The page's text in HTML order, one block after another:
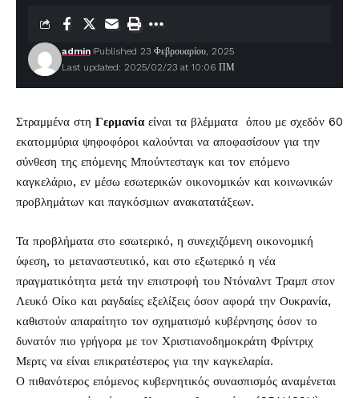
Last updated: 2025/02/23 at 10:06 ΠΜ
admin Published 23 Φεβρουαρίου, 2025
Στραμμένα στη Γερμανίαείναι τα βλέμματα όπου με σχεδόν 60
εκατομμύρια ψηφοφόροι καλούνται να αποφασίσουν για την
σύνθεση της επόμενης Μπούντεσταγκ και τον επόμενο
καγκελάριο, εν μέσω εσωτερικών οικονομικών και κοινωνικών
προβλημάτων και παγκόσμιων ανακατατάξεων.
Τα προβλήματα στο εσωτερικό, η συνεχιζόμενη οικονομική
ύφεση, το μεταναστευτικό, και στο εξωτερικό η νέα
πραγματικότητα μετά την επιστροφή του Ντόναλντ Τραμπ στον
Λευκό Οίκο και ραγδαίες εξελίξεις όσον αφορά την Ουκρανία,
καθιστούν απαραίτητο τον σχηματισμό κυβέρνησης όσον το
δυνατόν πιο γρήγορα με τον Χριστιανοδημοκράτη Φρίντριχ
Μερτς να είναι επικρατέστερος για την καγκελαρία.
Ο πιθανότερος επόμενος κυβερνητικός συνασπισμός αναμένεται